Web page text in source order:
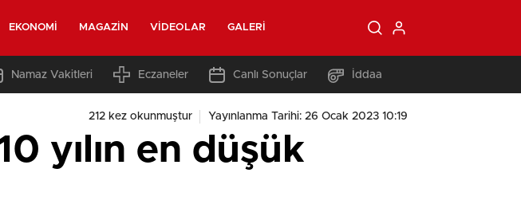
EKONOMI MAGAZIN VIDEOLAR GALERI
Namaz Vakitleri Eczaneler Canlı Sonuçlar İddaa
212 kez okunmuştur Yayınlanma Tarihi: 26 Ocak 2023 10:19
yılın en düşük